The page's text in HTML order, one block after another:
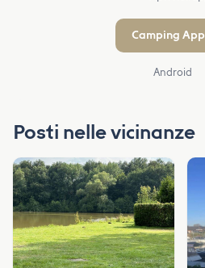
Camping
Android
Posti nelle vicinanze